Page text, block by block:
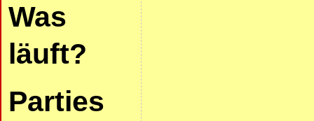
Was
läuft?
Parties